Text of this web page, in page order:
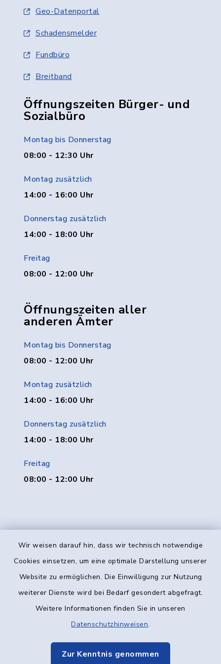
Wir weisen darauf hin, dass wir technisch notwendige
Cookies einsetzen, um eine optimale Darstellung unserer
Website zu ermöglichen. Die Einwilligung zur Nutzung
weiterer Dienste wird bei Bedarf gesondert abgefragt.
Weitere Informationen finden Sie in unseren
Datenschutzhinweisen.
Zur Kenntnis genommen
Geo-Datenportal
Schadensmelder
Fundbüro
Breitband
Öffnungszeiten Bürger- und
Sozialbüro
Montag bis Donnerstag
08:00 - 12:30 Uhr
Montag zusätzlich
14:00 - 16:00 Uhr
Donnerstag zusätzlich
14:00 - 18:00 Uhr
Freitag
08:00 - 12:00 Uhr
Öffnungszeiten aller
anderen Ämter
Montag bis Donnerstag
08:00 - 12:00 Uhr
Montag zusätzlich
14:00 - 16:00 Uhr
Donnerstag zusätzlich
14:00 - 18:00 Uhr
Freitag
08:00 - 12:00 Uhr
Kontakt
Datenschutz